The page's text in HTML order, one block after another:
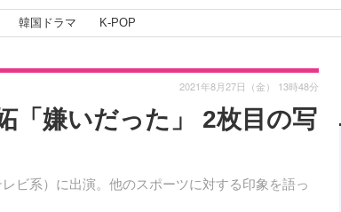
韓国ドラマ K-POP
「嫌いだった」 2枚目の写
ビ系）に出演。他のスポーツに対する印象を語っ
2021年8月27日（金） 13時48分